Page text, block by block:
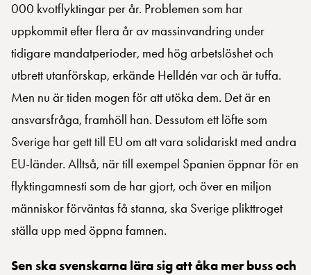
000 kvotflyktingar per år. Problemen som har
uppkommit efter flera år av massinvandring under
tidigare mandatperioder, med hög arbetslöshet och
utbrett utanförskap, erkände Helldén var och är tuffa.
Men nu är tiden mogen för att utöka dem. Det är en
ansvarsfråga, framhöll han. Dessutom ett löfte som
Sverige har gett till EU om att vara solidariskt med andra
EU-länder. Alltså, när till exempel Spanien öppnar för en
flyktingamnesti som de har gjort, och över en miljon
människor förväntas få stanna, ska Sverige plikttroget
ställa upp med öppna famnen.
Sen ska svenskarna lära sig att åka mer buss och